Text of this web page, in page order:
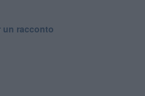
un racconto